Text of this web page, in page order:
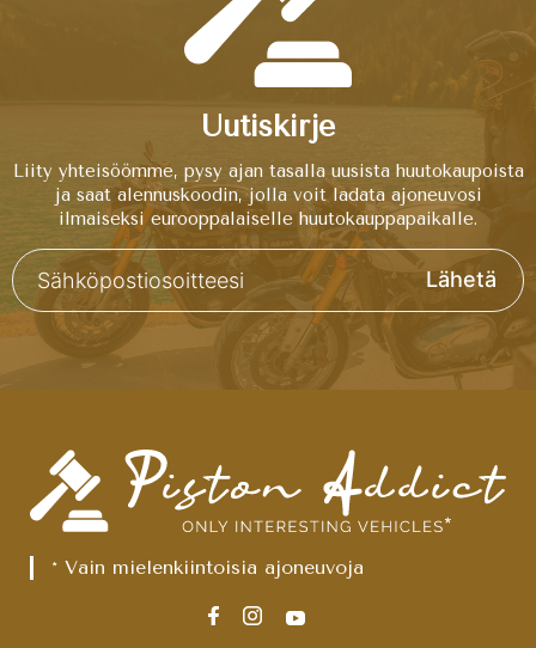
Uutiskirje
Liity yhteisöömme, pysy ajan tasalla uusista huutokaupoista
ja saat alennuskoodin, jolla voit ladata ajoneuvosi
ilmaiseksi eurooppalaiselle huutokauppapaikalle.
Lähetä
* Vain mielenkiintoisia ajoneuvoja